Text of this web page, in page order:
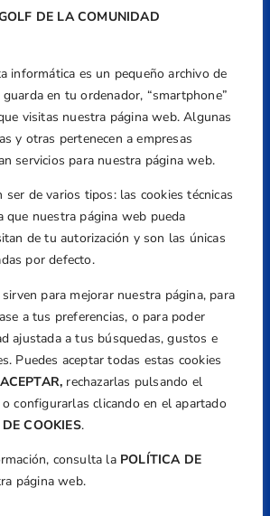
DE LA COMUNIDAD
informática es un pequeño archivo de
en tu ordenador, “smartphone”
visitas nuestra página web. Algunas
y otras pertenecen a empresas
servicios para nuestra página web.
ser de varios tipos: las cookies técnicas
que nuestra página web pueda
de tu autorización y son las únicas
por defecto.
para mejorar nuestra página, para
a tus preferencias, o para poder
ajustada a tus búsquedas, gustos e
Puedes aceptar todas estas cookies
ACEPTAR, rechazarlas pulsando el
configurarlas clicando en el apartado
COOKIES.
consulta la POLÍTICA DE
página web.
Dirección
Carrer d'Isaac Peral i
5, Despachos 2 y 3, 46980,
Valencia
+34 961 367 799
Email
Aviso Legal
de Privacidad
Transparencia
Normativa
Federación